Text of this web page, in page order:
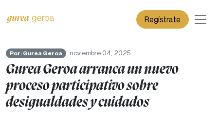
Regístrate
Por: Gurea Geroa noviembre 04, 2025
Gurea Geroa arranca un nuevo
proceso participativo sobre
desigualdades y cuidados